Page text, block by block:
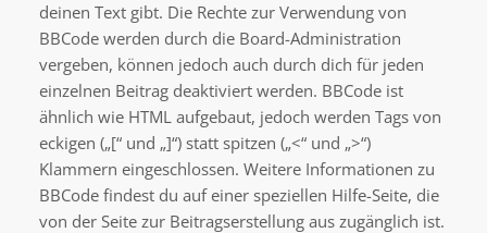
deinen Text gibt. Die Rechte zur Verwendung von
BBCode werden durch die Board-Administration
vergeben, können jedoch auch durch dich für jeden
einzelnen Beitrag deaktiviert werden. BBCode ist
ähnlich wie HTML aufgebaut, jedoch werden Tags von
eckigen („[“ und „]“) statt spitzen („<“ und „>“)
Klammern eingeschlossen. Weitere Informationen zu
BBCode findest du auf einer speziellen Hilfe-Seite, die
von der Seite zur Beitragserstellung aus zugänglich ist.